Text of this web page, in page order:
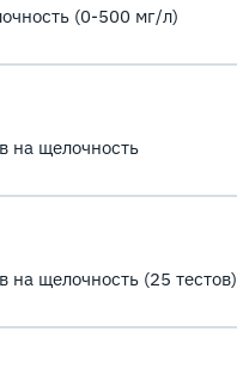
(0-500 мг/л)
на щелочность
на щелочность (25 тестов)